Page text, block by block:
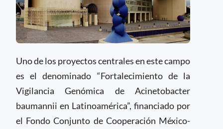
Uno de los proyectos centrales en este campo
es el denominado “Fortalecimiento de la
Vigilancia Genómica de Acinetobacter
baumannii en Latinoamérica”, financiado por
el Fondo Conjunto de Cooperación México-